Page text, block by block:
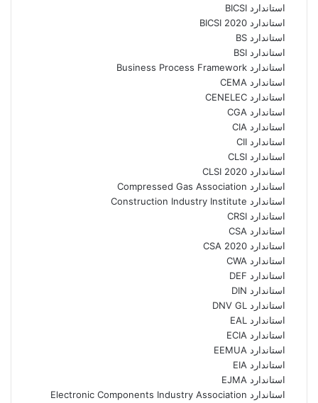
استاندارد BICSI
استاندارد BICSI 2020
استاندارد BS
استاندارد BSI
استاندارد Business Process Framework
استاندارد CEMA
استاندارد CENELEC
استاندارد CGA
استاندارد CIA
استاندارد CII
استاندارد CLSI
استاندارد CLSI 2020
استاندارد Compressed Gas Association
استاندارد Construction Industry Institute
استاندارد CRSI
استاندارد CSA
استاندارد CSA 2020
استاندارد CWA
استاندارد DEF
استاندارد DIN
استاندارد DNV GL
استاندارد EAL
استاندارد ECIA
استاندارد EEMUA
استاندارد EIA
استاندارد EJMA
استاندارد Electronic Components Industry Association